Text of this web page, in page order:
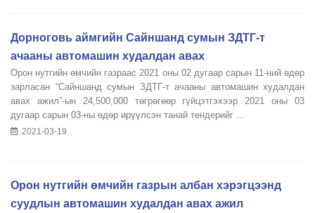
Дорноговь аймгийн Сайншанд сумын ЗДТГ-т
ачааны автомашин худалдан авах
Орон нутгийн өмчийн газраас 2021 оны 02 дугаар сарын 11-ний өдөр
зарласан “Сайншанд сумын ЗДТГ-т ачааны автомашин худалдан
авах ажил”-ын 24,500,000 төгрөгөөр гүйцэтгэхээр 2021 оны 03
дугаар сарын 03-ны өдөр ирүүлсэн танай тендерийг ...
2021-03-19
Орон нутгийн өмчийн газрын албан хэрэгцээнд
суудлын автомашин худалдан авах ажил